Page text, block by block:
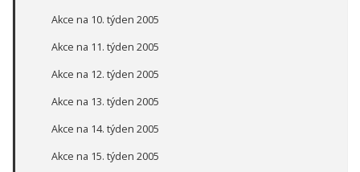
Akce na 10. týden 2005
Akce na 11. týden 2005
Akce na 12. týden 2005
Akce na 13. týden 2005
Akce na 14. týden 2005
Akce na 15. týden 2005